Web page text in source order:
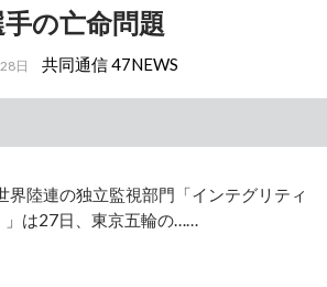
の亡命問題
日 共同通信 47NEWS
界陸連の独立監視部門「インテグリティ
」は27日、東京五輪の……